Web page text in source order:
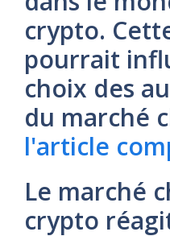
crypto.
pourrait
choix des
du marché
l'article
Le marché
crypto